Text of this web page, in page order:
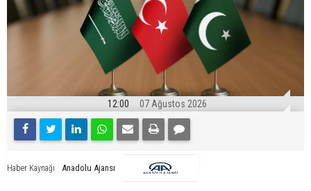
12:00 07 Ağustos 2026
Haber Kaynağı Anadolu Ajansı